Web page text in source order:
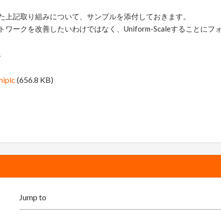
上記取り組みについて、サンプルを添付しておきます。
ワークを改善したいわけではなく、Uniform-Scaleすることにフ
(656.8 KB)